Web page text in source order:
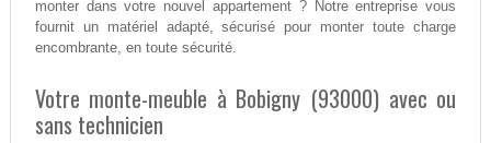
monter dans votre nouvel appartement ? Notre entreprise vous
fournit un matériel adapté, sécurisé pour monter toute charge
encombrante, en toute sécurité.
Votre monte-meuble à Bobigny (93000) avec ou
sans technicien